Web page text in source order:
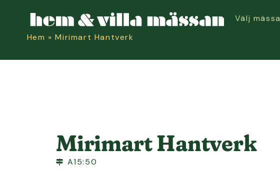
Välj mässa
Hem »Mirimart Hantverk
Mirimart Hantverk
A15:50